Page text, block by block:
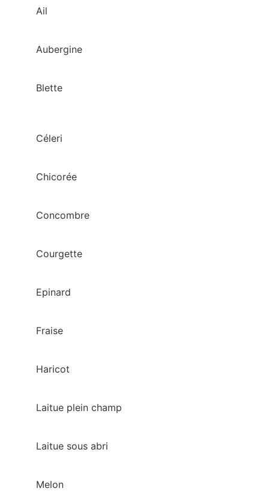
Ail
Aubergine
Blette
Céleri
Chicorée
Concombre
Courgette
Epinard
Fraise
Haricot
Laitue plein champ
Laitue sous abri
Melon